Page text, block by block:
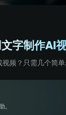
字制作AI
频？只需几个简单